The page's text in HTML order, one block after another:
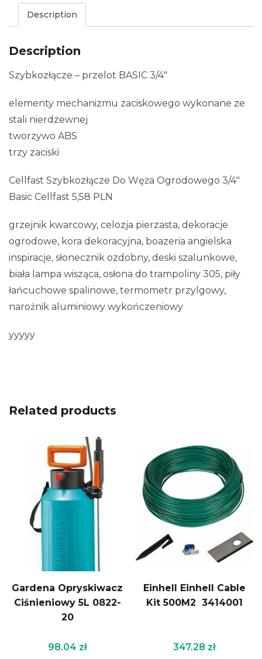
Description
Description
Szybkozłącze – przelot BASIC 3/4″
elementy mechanizmu zaciskowego wykonane ze
stali nierdzewnej
tworzywo ABS
trzy zaciski
Cellfast Szybkozłącze Do Węża Ogrodowego 3/4″
Basic Cellfast 5,58 PLN
grzejnik kwarcowy, celozja pierzasta, dekoracje
ogrodowe, kora dekoracyjna, boazeria angielska
inspiracje, słonecznik ozdobny, deski szalunkowe,
biała lampa wisząca, osłona do trampoliny 305, piły
łańcuchowe spalinowe, termometr przylgowy,
narożnik aluminiowy wykończeniowy
yyyyy
Related products
Gardena Opryskiwacz
Ciśnieniowy 5L 0822-
20
98.04 zł
Einhell Einhell Cable
Kit 500M2 3414001
347.28 zł